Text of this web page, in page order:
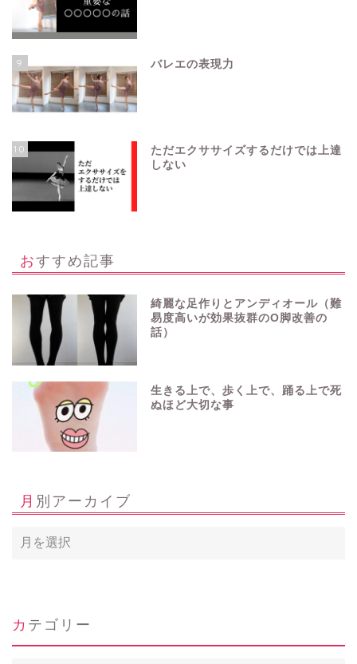
9 バレエの表現力
10
ただエクササイズするだけでは上達
しない
おすすめ記事
綺麗な足作りとアンディオール（難
易度高いが効果抜群のO脚改善の
話）
生きる上で、歩く上で、踊る上で死
ぬほど大切な事
月別アーカイブ
カテゴリー